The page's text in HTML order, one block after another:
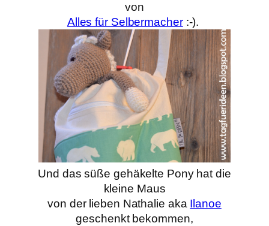
von
Alles für Selbermacher:-).
Und das süße gehäkelte Pony hat die
kleine Maus
von der lieben Nathalie aka Ilanoe
geschenkt bekommen,